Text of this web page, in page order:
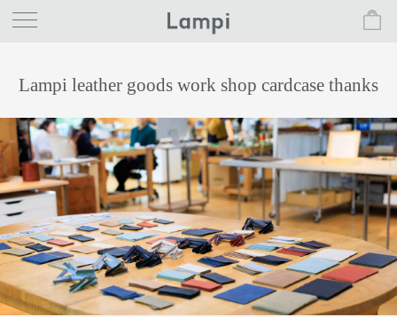
Lampi leather goods work shop cardcase thanks